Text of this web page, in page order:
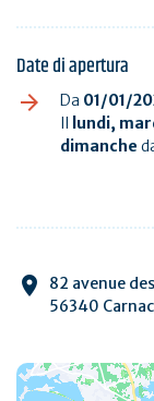
Date di apertura
Da 01/01/
lundi,
dimanche
82 avenue
56340 Carnac